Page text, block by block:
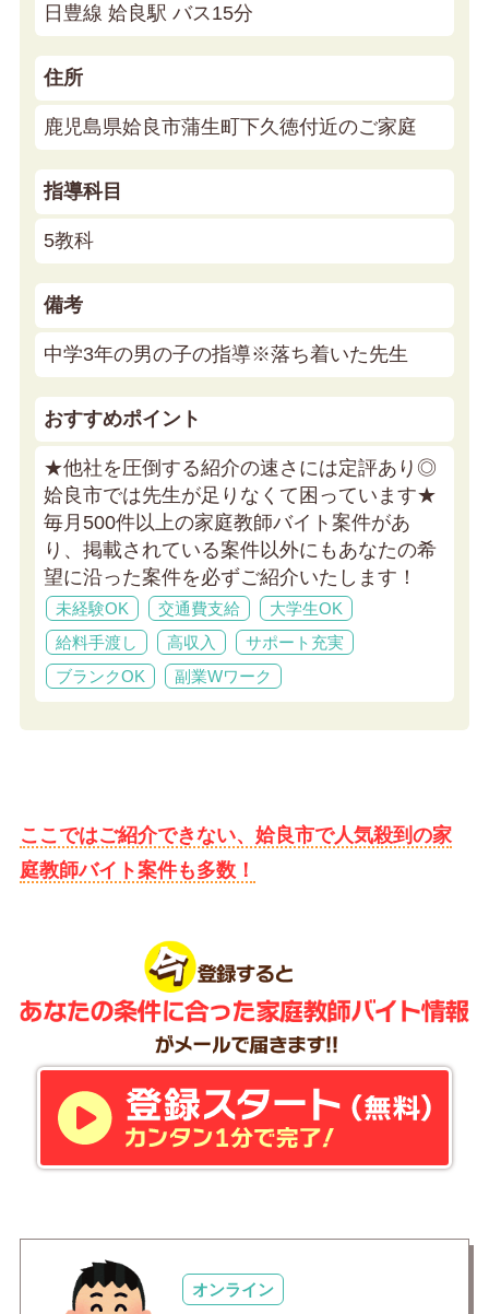
日豊線 姶良駅 バス15分
住所
鹿児島県姶良市蒲生町下久徳付近のご家庭
指導科目
5教科
備考
中学3年の男の子の指導※落ち着いた先生
おすすめポイント
★他社を圧倒する紹介の速さには定評あり◎
姶良市では先生が足りなくて困っています★
毎月500件以上の家庭教師バイト案件があ
り、掲載されている案件以外にもあなたの希
望に沿った案件を必ずご紹介いたします！
未経験OK 交通費支給
大学生OK
給料手渡し
高収入
サポート充実
ブランクOK
副業Wワーク
ここではご紹介できない、姶良市で人気殺到の家
庭教師バイト案件も多数！
オンライン